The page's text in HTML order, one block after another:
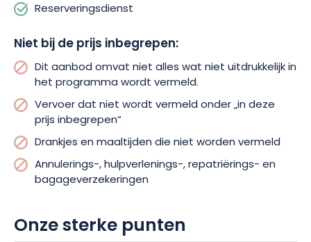
Reserveringsdienst
Niet bij de prijs inbegrepen:
Dit aanbod omvat niet alles wat niet uitdrukkelijk in
het programma wordt vermeld.
Vervoer dat niet wordt vermeld onder „in deze
prijs inbegrepen“
Drankjes en maaltijden die niet worden vermeld
Annulerings-, hulpverlenings-, repatriërings- en
bagageverzekeringen
Onze sterke punten